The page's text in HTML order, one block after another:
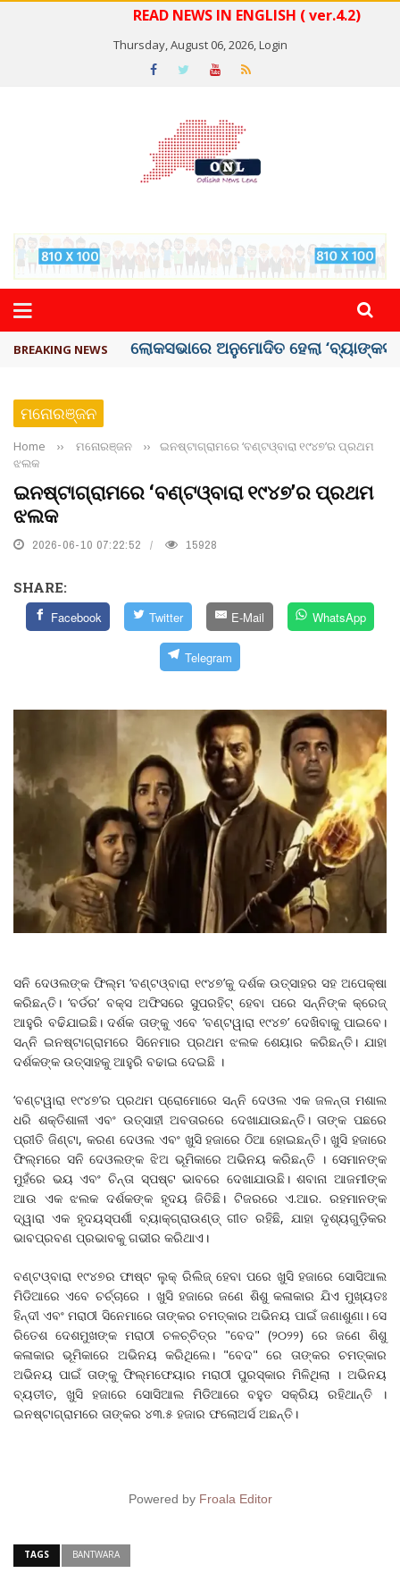
READ NEWS IN ENGLISH ( ver.4.2)
Thursday, August 06, 2026,Login
BREAKING NEWS ଭୁଶୁଡ଼ିଲା ପୁରୁଣା କୋଠା, ୬ ମୃତ
ମନୋରଞ୍ଜନ
Home ›› ମନୋରଞ୍ଜନ ››
ଇନଷ୍ଟାଗ୍ରାମରେ ‘ବଣ୍ଟଓ୍ବାରା ୧୯୪୭’ର ପ୍ରଥମ
ଝଲକ
ଇନଷ୍ଟାଗ୍ରାମରେ ‘ବଣ୍ଟଓ୍ବାରା ୧୯୪୭’ର ପ୍ରଥମ
ଝଲକ
2026-06-10 07:22:52 15928
SHARE:
Facebook Twitter E-Mail WhatsApp
Telegram
ସନି ଦେଓଲଙ୍କ ଫିଲ୍ମ ‘ବଣ୍ଟଓ୍ବାରା ୧୯୪୭’କୁ ଦର୍ଶକ ଉତ୍ସାହର ସହ ଅପେକ୍ଷା
କରିଛନ୍ତି। ‘ବର୍ଡର’ ବକ୍ସ ଅଫିସରେ ସୁପରହିଟ୍‌ ହେବା ପରେ ସନ୍ନିଙ୍କ କ୍ରେଜ୍‌
ଆହୁରି ବଢିଯାଇଛି। ଦର୍ଶକ ତାଙ୍କୁ ଏବେ ‘ବଣ୍ଟୱାରା ୧୯୪୭’ ଦେଖିବାକୁ ପାଇବେ।
ସନ୍ନି ଇନଷ୍ଟାଗ୍ରାମରେ ସିନେମାର ପ୍ରଥମ ଝଲକ ଶେୟାର କରିଛନ୍ତି। ଯାହା
ଦର୍ଶକଙ୍କ ଉତ୍ସାହକୁ ଆହୁରି ବଢାଇ ଦେଇଛି ।
‘ବଣ୍ଟୱାରା ୧୯୪୭’ର ପ୍ରଥମ ପ୍ରୋମୋରେ ସନ୍ନି ଦେଓଲ ଏକ ଜଳନ୍ତା ମଶାଲ
ଧରି ଶକ୍ତିଶାଳୀ ଏବଂ ଉତ୍ସାହୀ ଅବତାରରେ ଦେଖାଯାଉଛନ୍ତି। ତାଙ୍କ ପଛରେ
ପ୍ରୀତି ଜିଣ୍ଟା, କରଣ ଦେଓଲ ଏବଂ ଖୁସି ହଜାରେ ଠିଆ ହୋଇଛନ୍ତି। ଖୁସି ହଜାରେ
ଫିଲ୍ମରେ ସନି ଦେଓଲଙ୍କ ଝିଅ ଭୂମିକାରେ ଅଭିନୟ କରିଛନ୍ତି । ସେମାନଙ୍କ
ମୁହଁରେ ଭୟ ଏବଂ ଚିନ୍ତା ସ୍ପଷ୍ଟ ଭାବରେ ଦେଖାଯାଉଛି। ଶବାନା ଆଜମୀଙ୍କ
ଆଉ ଏକ ଝଲକ ଦର୍ଶକଙ୍କ ହୃଦୟ ଜିତିଛି। ଟିଜରରେ ଏ.ଆର. ରହମାନଙ୍କ
ଦ୍ୱାରା ଏକ ହୃଦୟସ୍ପର୍ଶୀ ବ୍ୟାକ୍‌ଗ୍ରାଉଣ୍ଡ୍‌ ଗୀତ ରହିଛି, ଯାହା ଦୃଶ୍ୟଗୁଡ଼ିକର
ଭାବପ୍ରବଣ ପ୍ରଭାବକୁ ଗଭୀର କରିଥାଏ।
ବଣ୍ଟଓ୍ବାରା ୧୯୪୭ର ଫାଷ୍ଟ ଲୁକ୍ ରିଲିଜ୍ ହେବା ପରେ ଖୁସି ହଜାରେ ସୋସିଆଲ
ମିଡିଆରେ ଏବେ ଚର୍ଚ୍ଚାରେ । ଖୁସି ହଜାରେ ଜଣେ ଶିଶୁ କଳାକାର ଯିଏ ମୁଖ୍ୟତଃ
ହିନ୍ଦୀ ଏବଂ ମରାଠୀ ସିନେମାରେ ତାଙ୍କର ଚମତ୍କାର ଅଭିନୟ ପାଇଁ ଜଣାଶୁଣା। ସେ
ରିତେଶ ଦେଶମୁଖଙ୍କ ମରାଠୀ ଚଳଚ୍ଚିତ୍ର "ବେଦ" (୨୦୨୨) ରେ ଜଣେ ଶିଶୁ
କଳାକାର ଭୂମିକାରେ ଅଭିନୟ କରିଥିଲେ। "ବେଦ" ରେ ତାଙ୍କର ଚମତ୍କାର
ଅଭିନୟ ପାଇଁ ତାଙ୍କୁ ଫିଲ୍ମଫେୟାର ମରାଠୀ ପୁରସ୍କାର ମିଳିଥିଲା । ଅଭିନୟ
ବ୍ୟତୀତ, ଖୁସି ହଜାରେ ସୋସିଆଲ ମିଡିଆରେ ବହୁତ ସକ୍ରିୟ ରହିଥାନ୍ତି ।
ଇନଷ୍ଟାଗ୍ରାମରେ ତାଙ୍କର ୪୩.୫ ହଜାର ଫଲୋଅର୍ସ ଅଛନ୍ତି।
Powered by Froala Editor
TAGS BANTWARA